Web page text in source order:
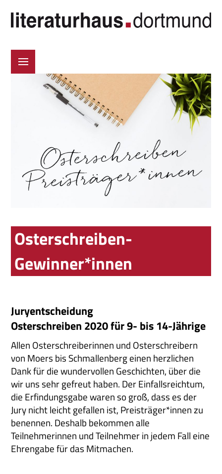
Osterschreiben-
Gewinner*innen
Juryentscheidung
Osterschreiben 2020 für 9- bis 14-Jährige
Allen Osterschreiberinnen und Osterschreibern
von Moers bis Schmallenberg einen herzlichen
Dank für die wundervollen Geschichten, über die
wir uns sehr gefreut haben. Der Einfallsreichtum,
die Erfindungsgabe waren so groß, dass es der
Jury nicht leicht gefallen ist, Preisträger*innen zu
benennen. Deshalb bekommen alle
Teilnehmerinnen und Teilnehmer in jedem Fall eine
Ehrengabe für das Mitmachen.